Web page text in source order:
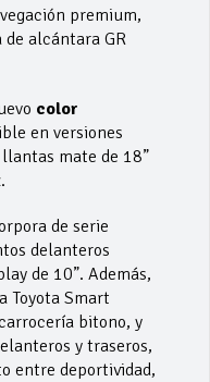
premium,
alcántara GR
color
en versiones
mate de 18”
de serie
delanteros
de 10”. Además,
Toyota Smart
bitono, y
y traseros,
entre deportividad,